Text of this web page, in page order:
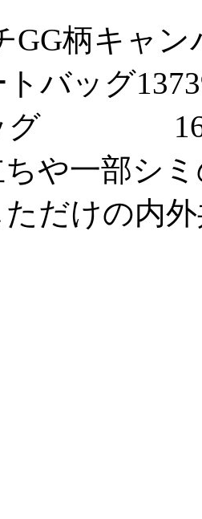
GG柄キャ
バッグ
ッグ 16/
や一部シ
だけの内